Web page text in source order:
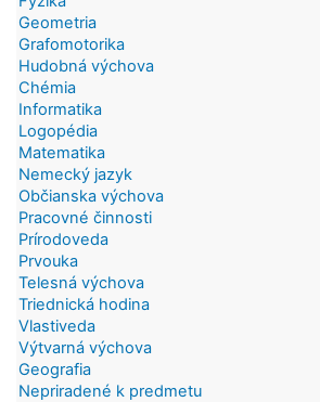
Geometria
Grafomotorika
Hudobná výchova
Chémia
Informatika
Logopédia
Matematika
Nemecký jazyk
Občianska výchova
Pracovné činnosti
Prírodoveda
Prvouka
Telesná výchova
Triednická hodina
Vlastiveda
Výtvarná výchova
Geografia
Nepriradené k predmetu